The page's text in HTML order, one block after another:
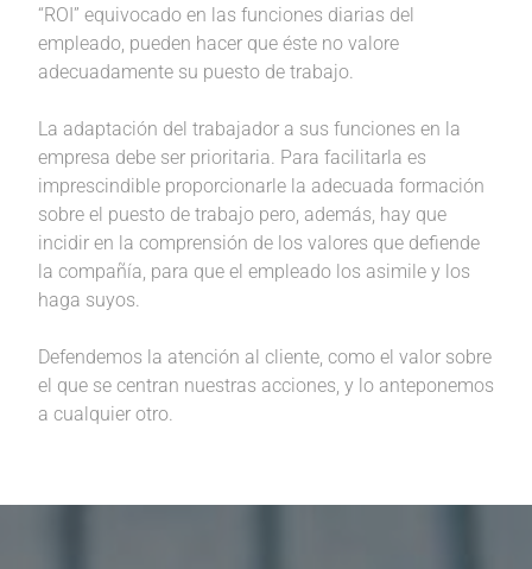
“ROI” equivocado en las funciones diarias del
empleado, pueden hacer que éste no valore
adecuadamente su puesto de trabajo.
La adaptación del trabajador a sus funciones en la
empresa debe ser prioritaria. Para facilitarla es
imprescindible proporcionarle la adecuada formación
sobre el puesto de trabajo pero, además, hay que
incidir en la comprensión de los valores que defiende
la compañía, para que el empleado los asimile y los
haga suyos.
Defendemos la atención al cliente, como el valor sobre
el que se centran nuestras acciones, y lo anteponemos
a cualquier otro.